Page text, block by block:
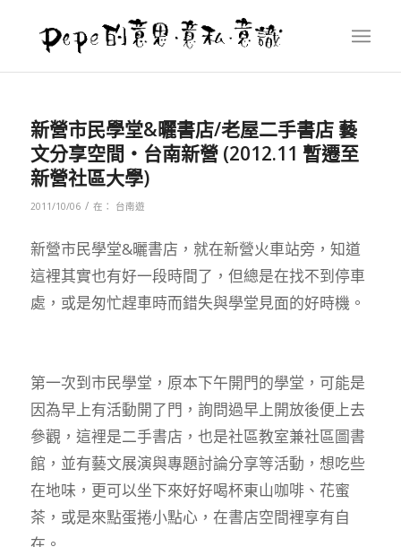
新營市民學堂&曬書店/老屋二手書店 藝
文分享空間‧台南新營 (2012.11 暫遷至
新營社區大學)
2011/10/06 / 在： 台南遊
新營市民學堂&曬書店，就在新營火車站旁，知道
這裡其實也有好一段時間了，但總是在找不到停車
處，或是匆忙趕車時而錯失與學堂見面的好時機。
第一次到市民學堂，原本下午開門的學堂，可能是
因為早上有活動開了門，詢問過早上開放後便上去
參觀，這裡是二手書店，也是社區教室兼社區圖書
館，並有藝文展演與專題討論分享等活動，想吃些
在地味，更可以坐下來好好喝杯東山咖啡、花蜜
茶，或是來點蛋捲小點心，在書店空間裡享有自